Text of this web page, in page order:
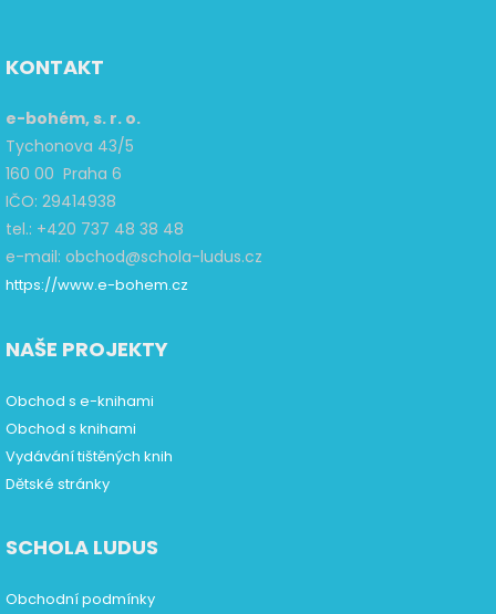
KONTAKT
e-bohém, s. r. o.
Tychonova 43/5
160 00 Praha 6
IČO: 29414938
tel.: +420 737 48 38 48
e-mail: obchod@schola-ludus.cz
https://www.e-bohem.cz
NAŠE PROJEKTY
Obchod s e-knihami
Obchod s knihami
Vydávání tištěných knih
Dětské stránky
SCHOLA LUDUS
Obchodní podmínky